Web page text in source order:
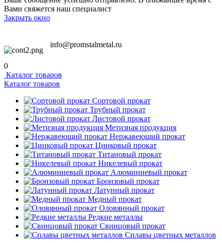
Вами свяжется наш специалист
Закрыть окно
info@promstalmetal.ru
0
Каталог товаров
Каталог товаров
Сортовой прокат
Трубный прокат
Листовой прокат
Метизная продукция
Нержавеющий прокат
Цинковый прокат
Титановый прокат
Никелевый прокат
Алюминиевый прокат
Бронзовый прокат
Латунный прокат
Медный прокат
Оловянный прокат
Редкие металлы
Свинцовый прокат
Сплавы цветных металлов